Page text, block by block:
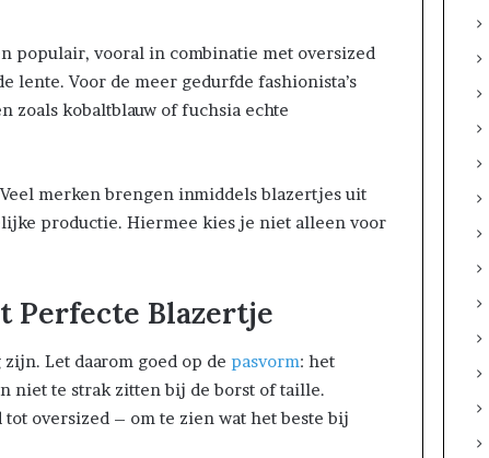
populair, vooral in combinatie met oversized
lente. Voor de meer gedurfde fashionista’s
kobaltblauw of fuchsia echte
merken brengen inmiddels blazertjes uit
productie. Hiermee kies je niet alleen voor
Perfecte Blazertje
Let daarom goed op de pasvorm: het
niet te strak zitten bij de borst of taille.
oversized – om te zien wat het beste bij